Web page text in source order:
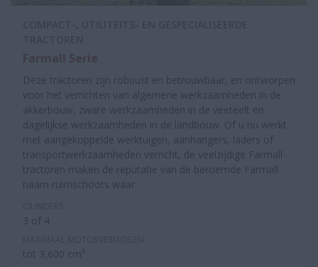
Deze tractoren zijn robuust en betrouwbaar, en ontworpen
voor het verrichten van algemene werkzaamheden in de
akkerbouw, zware werkzaamheden in de veeteelt en
dagelijkse werkzaamheden in de landbouw. Of u nu werkt
met aangekoppelde werktuigen, aanhangers, laders of
transportwerkzaamheden verricht, de veelzijdige Farmall-
tractoren maken de reputatie van de beroemde Farmall-
naam ruimschoots waar.
3 of 4
tot 3,600 cm³